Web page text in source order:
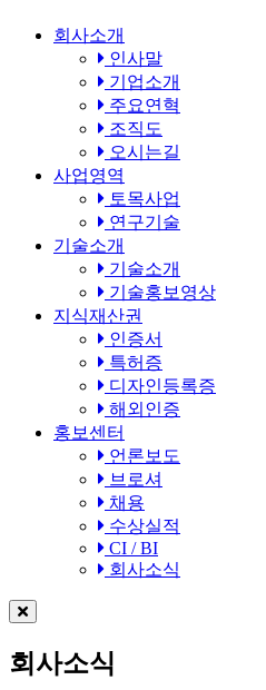
회사소개
인사말
기업소개
주요연혁
조직도
오시는길
사업영역
토목사업
연구기술
기술소개
기술소개
기술홍보영상
지식재산권
인증서
특허증
디자인등록증
해외인증
홍보센터
언론보도
브로셔
채용
수상실적
CI / BI
회사소식
회사소식